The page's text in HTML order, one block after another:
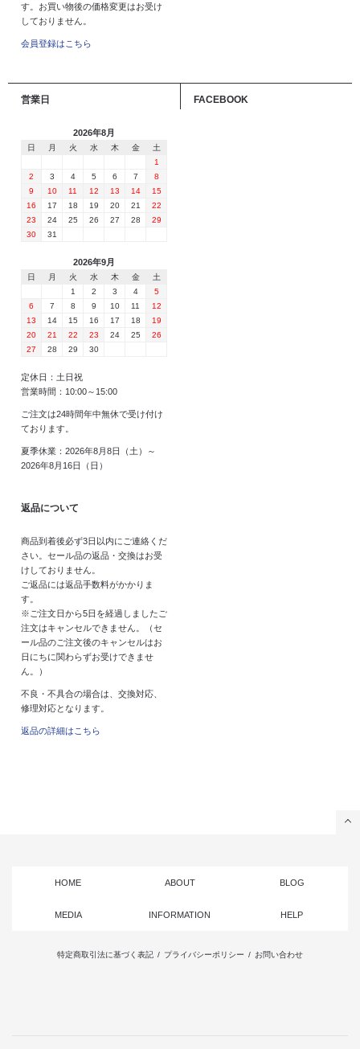
す。お買い物後の価格変更はお受け
しておりません。
会員登録はこちら
営業日
2026年8月
日 月 火 水 木 金
土
1
2
3 4 5 6 7
8
9
10 11 12 13 14
15
16
17 18 19 20 21
22
23
24 25 26 27 28
29
30
31
2026年9月
日 月 火 水 木 金
土
1
2 3 4
5
6
7 8 9 10 11
12
13
14 15 16 17 18
19
20
21 22 23 24 25
26
27
28 29 30
定休日：土日祝
営業時間：10:00～15:00
ご注文は24時間年中無休で受け付け
ております。
夏季休業：2026年8月8日（土）～
2026年8月16日（日）
返品について
商品到着後必ず3日以内にご連絡くだ
さい。セール品の返品・交換はお受
けしておりません。
ご返品には返品手数料がかかりま
す。
※ご注文日から5日を経過しましたご
注文はキャンセルできません。（セ
ール品のご注文後のキャンセルはお
日にちに関わらずお受けできませ
ん。）
不良・不具合の場合は、交換対応、
修理対応となります。
返品の詳細はこちら
FACEBOOK
HOME ABOUT BLOG
MEDIA INFORMATION HELP
特定商取引法に基づく表記 / プライバシーポリシー / お問い合わせ